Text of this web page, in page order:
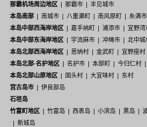
那霸机场周边地区 那霸市
丰见城市
本岛南部
南城市 八重濑町 南风原町 糸满市
本岛中部西海岸地区
嘉手纳町 浦添市 宜野湾
本岛中部东海岸地区
宇流麻市 冲绳市 北中城
本岛北部西海岸地区
恩纳村 金武町
宜野座村
本岛北部·名护地区
名护市 本部町 今归仁村
本岛北部山原地区
国头村 大宜味村
东村
宫古岛市
伊良部岛
石垣岛
竹富町地区
竹富岛 西表岛 小滨岛 黑岛
新城岛